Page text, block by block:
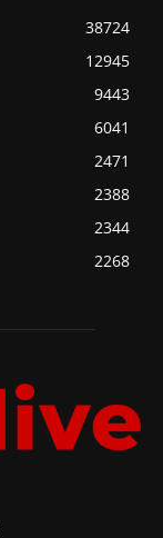
38724
12945
9443
6041
2471
2388
2344
2268